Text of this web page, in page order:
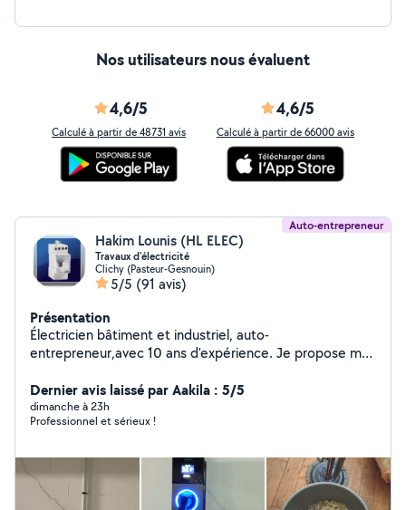
N'hesitez pas à me contacter pour discuter de votre
Nos utilisateurs nous évaluent
4,6/5
Calculé à partir de 48731 avis
4,6/5
Calculé à partir de 66000 avis
Auto-entrepreneur
Hakim Lounis (HL ELEC)
Travaux d'électricité
Clichy (Pasteur-Gesnouin)
5/5 (91 avis)
Présentation
Électricien bâtiment et industriel, auto-
entrepreneur,avec 10 ans d'expérience. Je propose mes
dépannage, installation, rénovation, mise aux normes,
éclairage et bricolage et installation vidéo surveillance
Dernier avis laissé par Aakila : 5/5
dimanche à 23h
Professionnel et sérieux !